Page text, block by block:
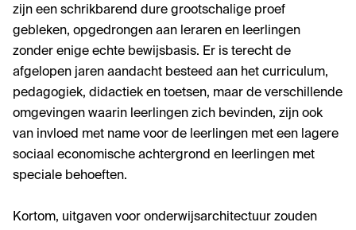
zijn een schrikbarend dure grootschalige proef
gebleken, opgedrongen aan leraren en leerlingen
zonder enige echte bewijsbasis. Er is terecht de
afgelopen jaren aandacht besteed aan het curriculum,
pedagogiek, didactiek en toetsen, maar de verschillende
omgevingen waarin leerlingen zich bevinden, zijn ook
van invloed met name voor de leerlingen met een lagere
sociaal economische achtergrond en leerlingen met
speciale behoeften.
Kortom, uitgaven voor onderwijsarchitectuur zouden